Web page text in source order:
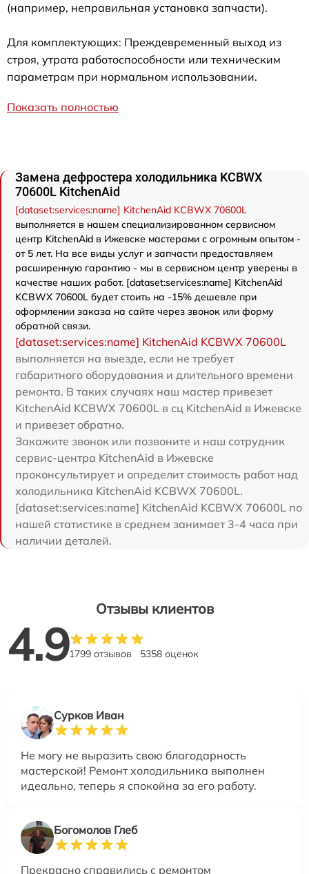
(например, неправильная установка запчасти).
Для комплектующих: Преждевременный выход из
строя, утрата работоспособности или техническим
параметрам при нормальном использовании.
Показать полностью
Замена дефростера холодильника KCBWX
70600L KitchenAid
[dataset:services:name] KitchenAid KCBWX 70600L
выполняется в нашем специализированном сервисном
центр KitchenAid в Ижевске мастерами с огромным опытом -
от 5 лет. На все виды услуг и запчасти предоставляем
расширенную гарантию - мы в сервисном центр уверены в
качестве наших работ. [dataset:services:name] KitchenAid
KCBWX 70600L будет стоить на -15% дешевле при
оформлении заказа на сайте через звонок или форму
обратной связи.
[dataset:services:name] KitchenAid KCBWX 70600L
выполняется на выезде, если не требует
габаритного оборудования и длительного времени
ремонта. В таких случаях наш мастер привезет
KitchenAid KCBWX 70600L в сц KitchenAid в Ижевске
и привезет обратно.
Закажите звонок или позвоните и наш сотрудник
сервис-центра KitchenAid в Ижевске
проконсультирует и определит стоимость работ над
холодильника KitchenAid KCBWX 70600L.
[dataset:services:name] KitchenAid KCBWX 70600L по
нашей статистике в среднем занимает 3-4 часа при
наличии деталей.
Отзывы клиентов
4.91799 отзывов 5358 оценок
Сурков Иван
Не могу не выразить свою благодарность
мастерской! Ремонт холодильника выполнен
идеально, теперь я спокойна за его работу.
Богомолов Глеб
Прекрасно справились с ремонтом